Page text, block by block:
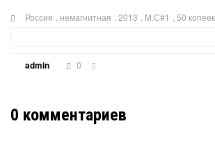
Россия немагнитная 2013 М.С#1 50 копеек
admin 0
0 комментариев